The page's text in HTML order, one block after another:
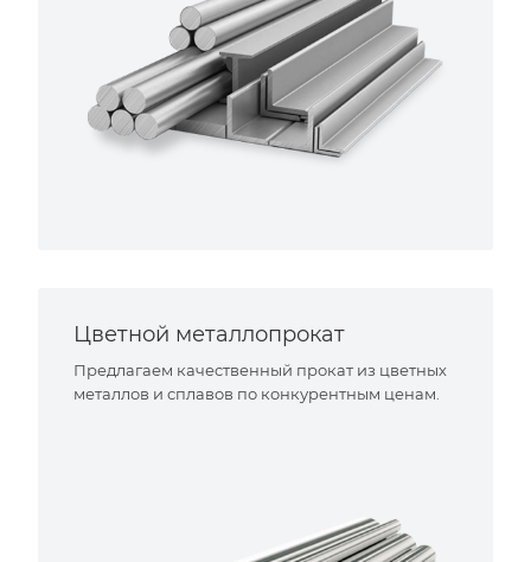
Цветной металлопрокат
Предлагаем качественный прокат из цветных
металлов и сплавов по конкурентным ценам.